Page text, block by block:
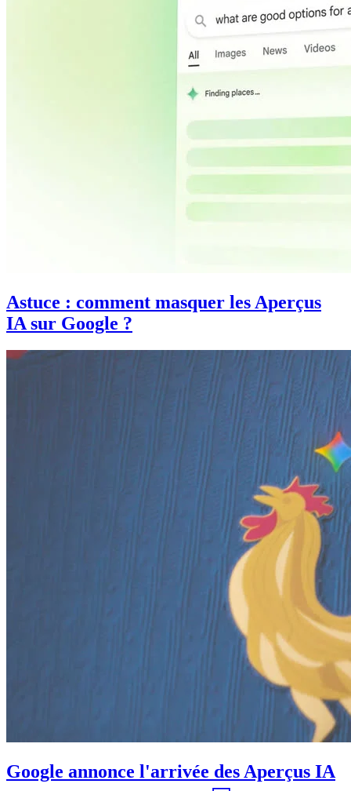
Astuce : comment masquer les Aperçus
IA sur Google ?
Google annonce l'arrivée des Aperçus IA